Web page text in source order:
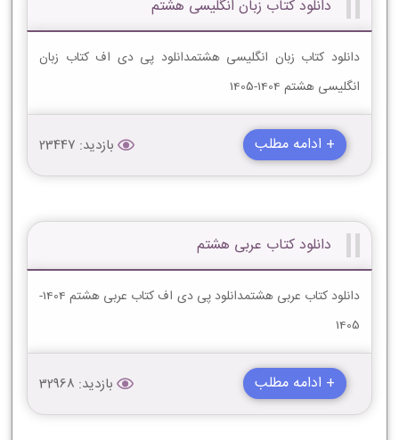
دانلود کتاب زبان انگلیسی هشتم
دانلود کتاب زبان انگلیسی هشتمدانلود پی دی اف کتاب زبان
انگلیسی هشتم 1404-1405
+ ادامه مطلب بازدید: 23447
دانلود کتاب عربی هشتم
دانلود کتاب عربی هشتمدانلود پی دی اف کتاب عربی هشتم 1404-
1405
+ ادامه مطلب بازدید: 32968